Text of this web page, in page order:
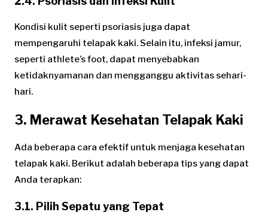
Kondisi kulit seperti psoriasis juga dapat
mempengaruhi telapak kaki. Selain itu, infeksi jamur,
seperti athlete’s foot, dapat menyebabkan
ketidaknyamanan dan mengganggu aktivitas sehari-
hari.
3. Merawat Kesehatan Telapak Kaki
Ada beberapa cara efektif untuk menjaga kesehatan
telapak kaki. Berikut adalah beberapa tips yang dapat
Anda terapkan:
3.1. Pilih Sepatu yang Tepat